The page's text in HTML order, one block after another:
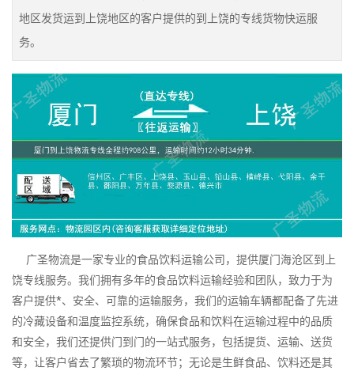
地区发货运到上饶地区的客户提供的到上饶的专线货物快运服
务。
广圣物流是一家专业的食品饮料运输公司，提供厦门海沧区到上
饶专线服务。我们拥有多年的食品饮料运输经验和团队，致力于为
客户提供*、安全、可靠的运输服务，我们的运输车辆都配备了先进
的冷藏设备和温度监控系统，确保食品和饮料在运输过程中的品质
和安全，我们还提供门到门的一站式服务，包括提货、运输、送货
等，让客户省去了繁琐的物流环节；无论是生鲜食品、饮料还是其